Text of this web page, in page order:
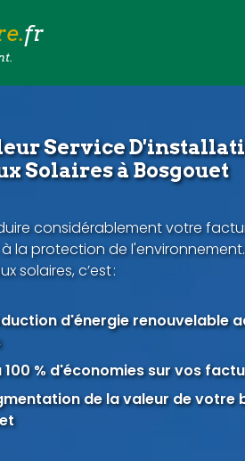
fr
Service
Solaires à Bosgouet
considérablement votre
la protection de l'environnement.
solaires, c’est :
d'énergie renouvelable
100 % d'économies sur vos
de la valeur de votre